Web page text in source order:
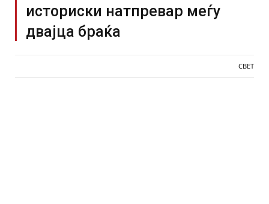
историски натпревар меѓу
двајца браќа
СВЕТ